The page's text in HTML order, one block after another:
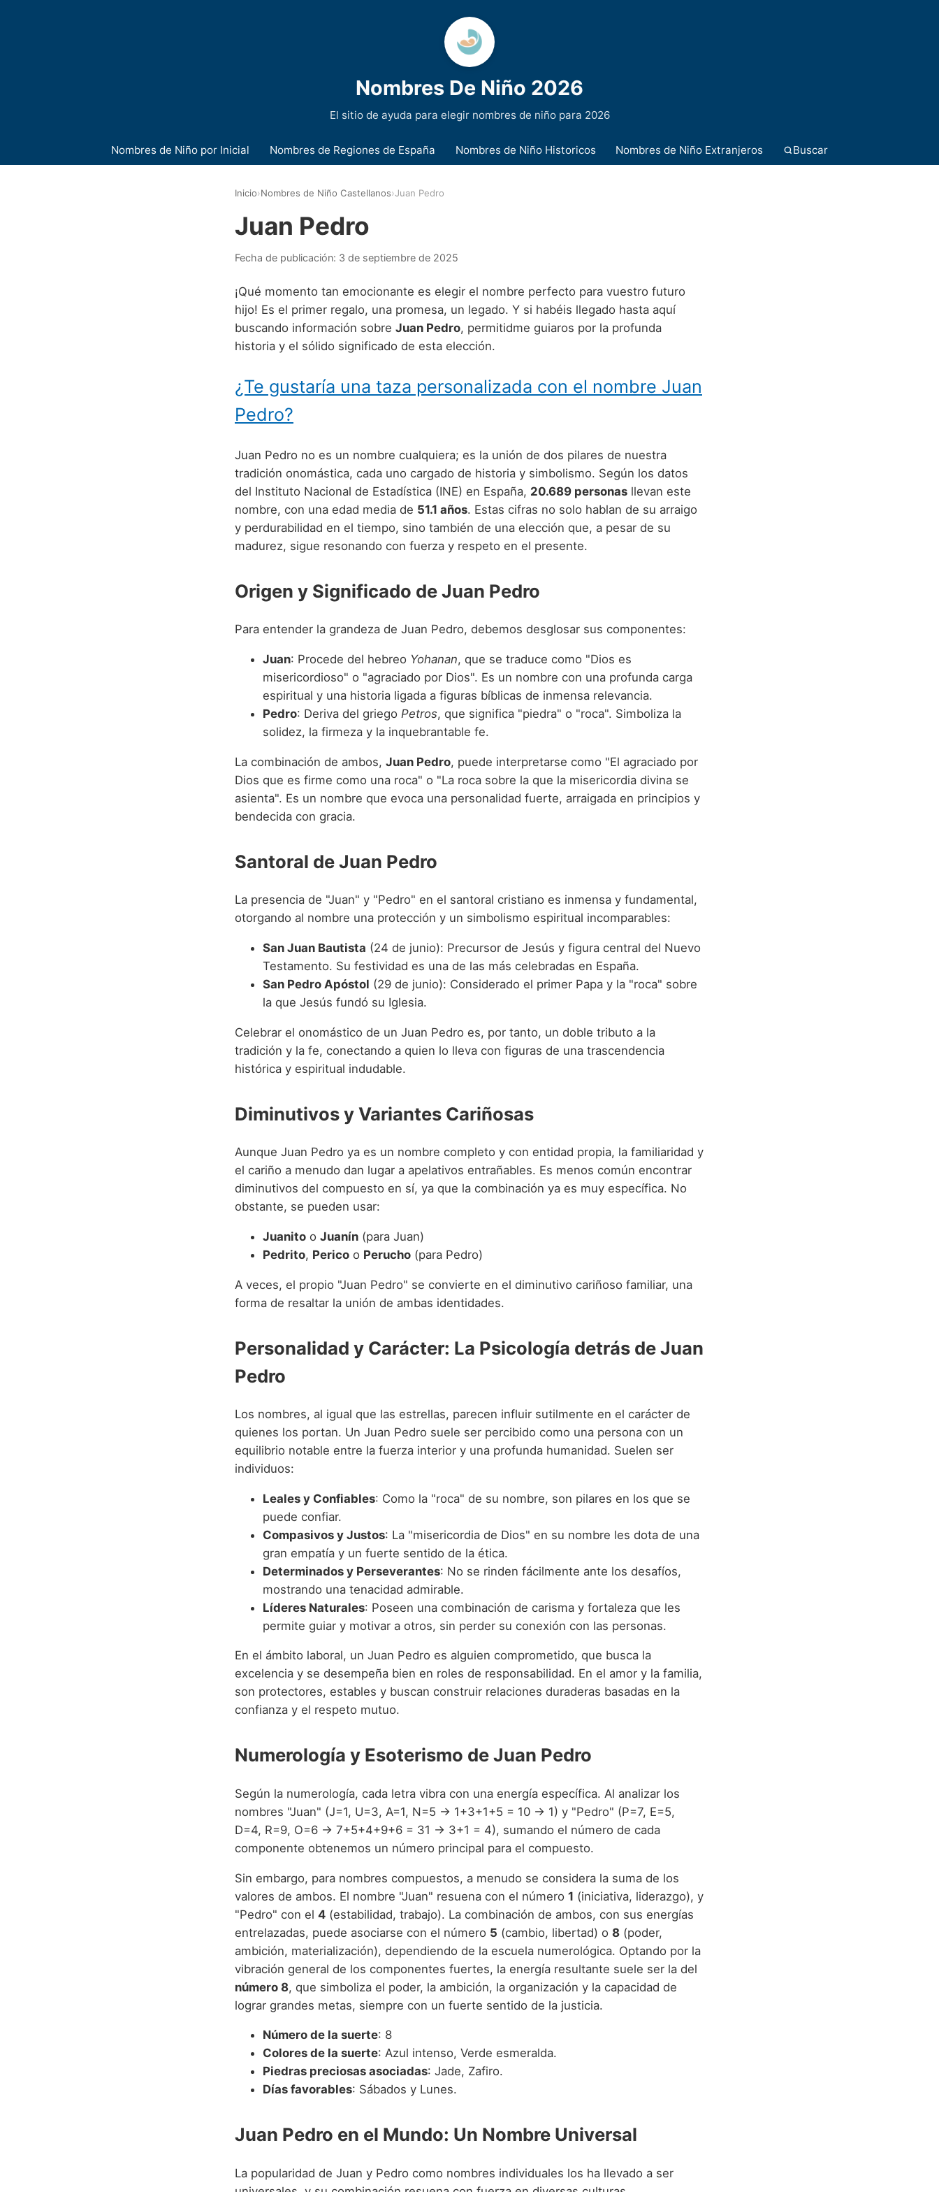
Nombres De Niño 2026
El sitio de ayuda para elegir nombres de niño para 2026
Nombres de Niño por Inicial Nombres de Regiones de España Nombres de Niño Historicos Nombres de Niño Extranjeros Buscar
Inicio›Nombres de Niño Castellanos›Juan Pedro
Juan Pedro
Fecha de publicación: 3 de septiembre de 2025
¡Qué momento tan emocionante es elegir el nombre perfecto para vuestro futuro
hijo! Es el primer regalo, una promesa, un legado. Y si habéis llegado hasta aquí
buscando información sobre Juan Pedro, permitidme guiaros por la profunda
historia y el sólido significado de esta elección.
¿Te gustaría una taza personalizada con el nombre Juan
Pedro?
Juan Pedro no es un nombre cualquiera; es la unión de dos pilares de nuestra
tradición onomástica, cada uno cargado de historia y simbolismo. Según los datos
del Instituto Nacional de Estadística (INE) en España, 20.689 personas llevan este
nombre, con una edad media de 51.1 años. Estas cifras no solo hablan de su arraigo
y perdurabilidad en el tiempo, sino también de una elección que, a pesar de su
madurez, sigue resonando con fuerza y respeto en el presente.
Origen y Significado de Juan Pedro
Para entender la grandeza de Juan Pedro, debemos desglosar sus componentes:
Juan: Procede del hebreo Yohanan, que se traduce como "Dios es
misericordioso" o "agraciado por Dios". Es un nombre con una profunda carga
espiritual y una historia ligada a figuras bíblicas de inmensa relevancia.
Pedro: Deriva del griego Petros, que significa "piedra" o "roca". Simboliza la
solidez, la firmeza y la inquebrantable fe.
La combinación de ambos, Juan Pedro, puede interpretarse como "El agraciado por
Dios que es firme como una roca" o "La roca sobre la que la misericordia divina se
asienta". Es un nombre que evoca una personalidad fuerte, arraigada en principios y
bendecida con gracia.
Santoral de Juan Pedro
La presencia de "Juan" y "Pedro" en el santoral cristiano es inmensa y fundamental,
otorgando al nombre una protección y un simbolismo espiritual incomparables:
San Juan Bautista (24 de junio): Precursor de Jesús y figura central del Nuevo
Testamento. Su festividad es una de las más celebradas en España.
San Pedro Apóstol (29 de junio): Considerado el primer Papa y la "roca" sobre
la que Jesús fundó su Iglesia.
Celebrar el onomástico de un Juan Pedro es, por tanto, un doble tributo a la
tradición y la fe, conectando a quien lo lleva con figuras de una trascendencia
histórica y espiritual indudable.
Diminutivos y Variantes Cariñosas
Aunque Juan Pedro ya es un nombre completo y con entidad propia, la familiaridad y
el cariño a menudo dan lugar a apelativos entrañables. Es menos común encontrar
diminutivos del compuesto en sí, ya que la combinación ya es muy específica. No
obstante, se pueden usar:
Juanito o Juanín (para Juan)
Pedrito, Perico o Perucho (para Pedro)
A veces, el propio "Juan Pedro" se convierte en el diminutivo cariñoso familiar, una
forma de resaltar la unión de ambas identidades.
Personalidad y Carácter: La Psicología detrás de Juan
Pedro
Los nombres, al igual que las estrellas, parecen influir sutilmente en el carácter de
quienes los portan. Un Juan Pedro suele ser percibido como una persona con un
equilibrio notable entre la fuerza interior y una profunda humanidad. Suelen ser
individuos:
Leales y Confiables: Como la "roca" de su nombre, son pilares en los que se
puede confiar.
Compasivos y Justos: La "misericordia de Dios" en su nombre les dota de una
gran empatía y un fuerte sentido de la ética.
Determinados y Perseverantes: No se rinden fácilmente ante los desafíos,
mostrando una tenacidad admirable.
Líderes Naturales: Poseen una combinación de carisma y fortaleza que les
permite guiar y motivar a otros, sin perder su conexión con las personas.
En el ámbito laboral, un Juan Pedro es alguien comprometido, que busca la
excelencia y se desempeña bien en roles de responsabilidad. En el amor y la familia,
son protectores, estables y buscan construir relaciones duraderas basadas en la
confianza y el respeto mutuo.
Numerología y Esoterismo de Juan Pedro
Según la numerología, cada letra vibra con una energía específica. Al analizar los
nombres "Juan" (J=1, U=3, A=1, N=5 → 1+3+1+5 = 10 → 1) y "Pedro" (P=7, E=5,
D=4, R=9, O=6 → 7+5+4+9+6 = 31 → 3+1 = 4), sumando el número de cada
componente obtenemos un número principal para el compuesto.
Sin embargo, para nombres compuestos, a menudo se considera la suma de los
valores de ambos. El nombre "Juan" resuena con el número 1 (iniciativa, liderazgo), y
"Pedro" con el 4 (estabilidad, trabajo). La combinación de ambos, con sus energías
entrelazadas, puede asociarse con el número 5 (cambio, libertad) o 8 (poder,
ambición, materialización), dependiendo de la escuela numerológica. Optando por la
vibración general de los componentes fuertes, la energía resultante suele ser la del
número 8, que simboliza el poder, la ambición, la organización y la capacidad de
lograr grandes metas, siempre con un fuerte sentido de la justicia.
Número de la suerte: 8
Colores de la suerte: Azul intenso, Verde esmeralda.
Piedras preciosas asociadas: Jade, Zafiro.
Días favorables: Sábados y Lunes.
Juan Pedro en el Mundo: Un Nombre Universal
La popularidad de Juan y Pedro como nombres individuales los ha llevado a ser